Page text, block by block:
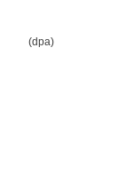
(dpa)